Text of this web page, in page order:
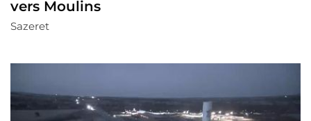
vers Moulins
Sazeret